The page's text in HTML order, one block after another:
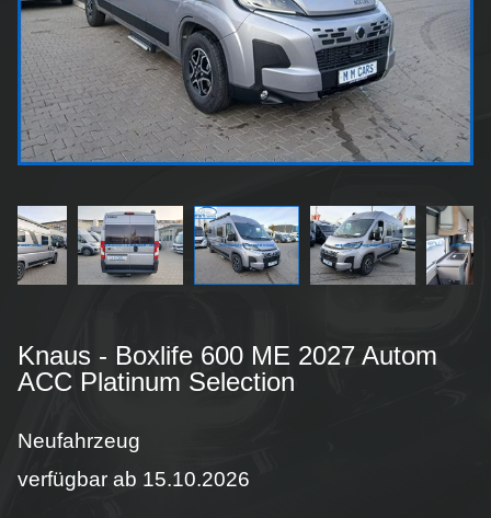
Verkauf
Vermietung
Angebote
Top-Deals
Werkstattservice
Ersatzteile bestellen
Fahrzeug-Ankauf
Unternehmen
Kontakt
Knaus - Boxlife 600 ME 2027 Autom
ACC Platinum Selection
Neufahrzeug
verfügbar ab 15.10.2026